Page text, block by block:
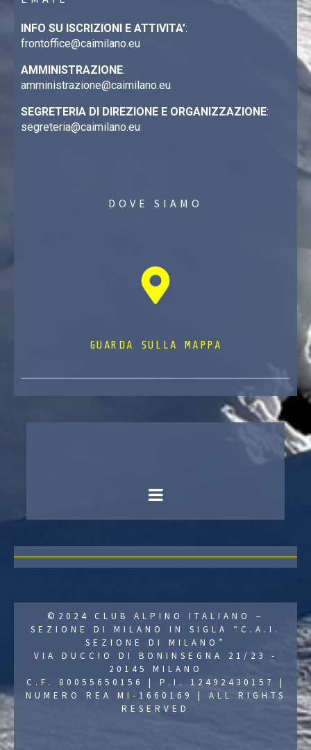
INFO SU ISCRIZIONI E ATTIVITA’:
frontoffice@caimilano.eu
AMMINISTRAZIONE:
amministrazione@caimilano.eu
SEGRETERIA DI DIREZIONE E ORGANIZZAZIONE:
segreteria@caimilano.eu
DOVE SIAMO
GUARDA SULLA MAPPA
©2024 CLUB ALPINO ITALIANO –
SEZIONE DI MILANO IN SIGLA “C.A.I.
SEZIONE DI MILANO”
VIA DUCCIO DI BONINSEGNA 21/23 -
20145 MILANO
C.F. 80055650156 | P.I. 12492430157 |
NUMERO REA MI-1660169 | ALL RIGHTS
RESERVED